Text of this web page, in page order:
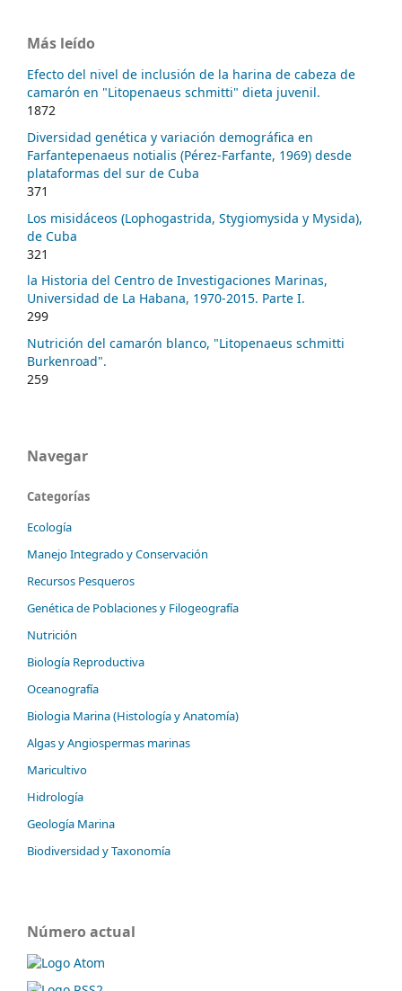
Más leído
Efecto del nivel de inclusión de la harina de cabeza de
camarón en "Litopenaeus schmitti" dieta juvenil.
1872
Diversidad genética y variación demográfica en
Farfantepenaeus notialis (Pérez-Farfante, 1969) desde
plataformas del sur de Cuba
371
Los misidáceos (Lophogastrida, Stygiomysida y Mysida),
de Cuba
321
la Historia del Centro de Investigaciones Marinas,
Universidad de La Habana, 1970-2015. Parte I.
299
Nutrición del camarón blanco, "Litopenaeus schmitti
Burkenroad".
259
Navegar
Categorías
Ecología
Manejo Integrado y Conservación
Recursos Pesqueros
Genética de Poblaciones y Filogeografía
Nutrición
Biología Reproductiva
Oceanografía
Biologia Marina (Histología y Anatomía)
Algas y Angiospermas marinas
Maricultivo
Hidrología
Geología Marina
Biodiversidad y Taxonomía
Número actual